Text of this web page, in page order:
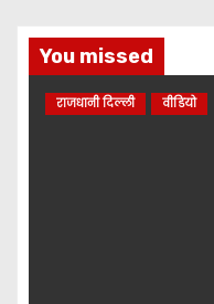
You missed
राजधानी दिल्ली वीडियो